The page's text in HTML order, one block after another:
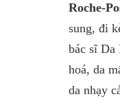
Roche-
sung, đi
bác sĩ Da
hoá, da
da nhạy